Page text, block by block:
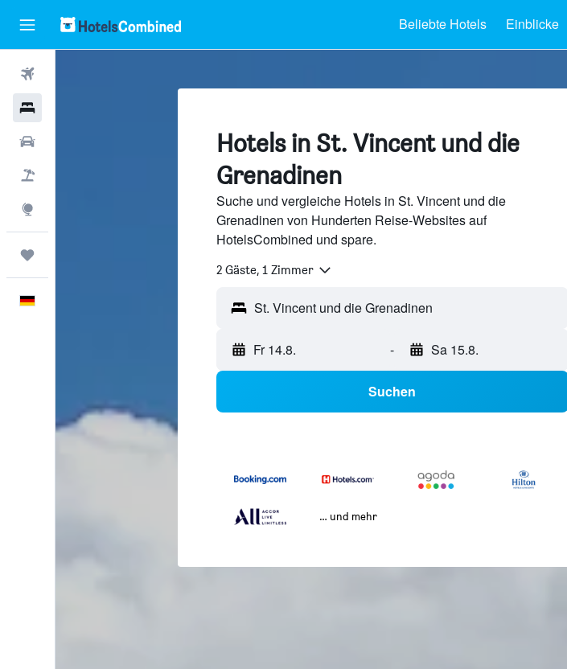
Beliebte Hotels Einblicke
Hotels in St. Vincent und die
Grenadinen
Suche und vergleiche Hotels in St. Vincent und die
Grenadinen von Hunderten Reise-Websites auf
HotelsCombined und spare.
2 Gäste, 1 Zimmer
St. Vincent und die Grenadinen
Fr 14.8. - Sa 15.8.
Suchen
… und mehr